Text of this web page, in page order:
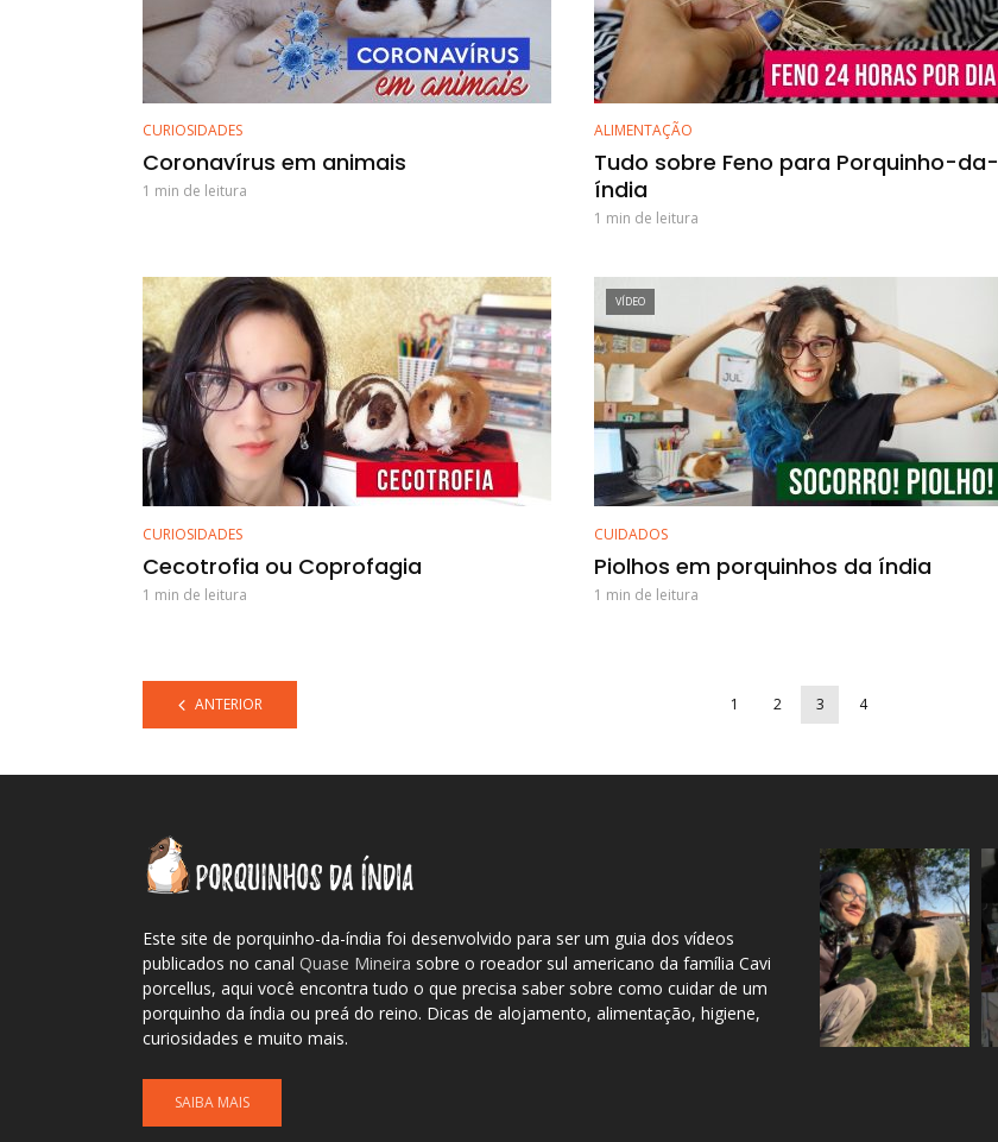
CURIOSIDADES
Coronavírus em animais
1 min de leitura
ALIMENTAÇÃO
Tudo sobre Feno para Porquinho-da-
índia
1 min de leitura
CURIOSIDADES
Cecotrofia ou Coprofagia
1 min de leitura
VÍDEO
CUIDADOS
Piolhos em porquinhos da índia
1 min de leitura
ANTERIOR 1 2 3 4
Este site de porquinho-da-índia foi desenvolvido para ser um guia dos vídeos
publicados no canal Quase Mineira sobre o roeador sul americano da família Cavi
porcellus, aqui você encontra tudo o que precisa saber sobre como cuidar de um
porquinho da índia ou preá do reino. Dicas de alojamento, alimentação, higiene,
curiosidades e muito mais.
SAIBA MAIS